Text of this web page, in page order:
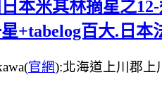
日本米其林摘星之
+tabelog百大.日本
官網):北海道上川郡上